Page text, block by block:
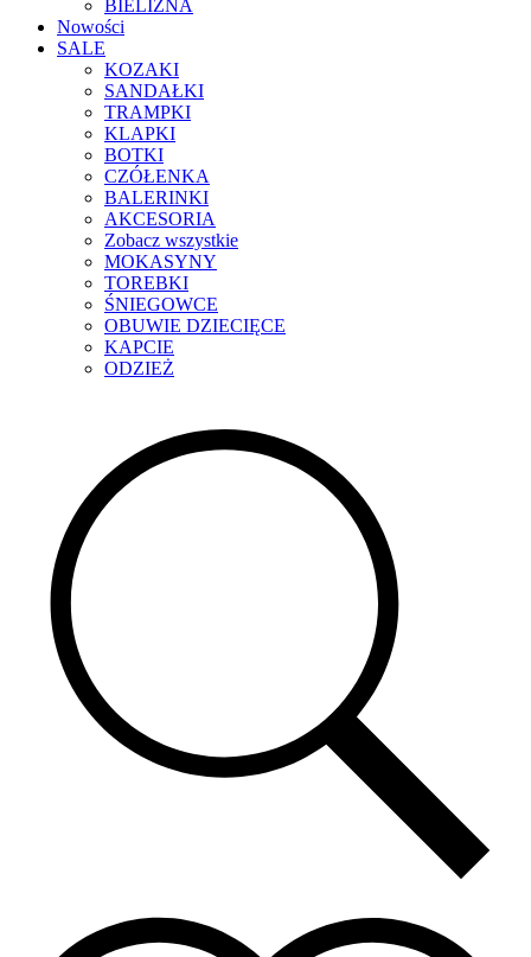
BIELIZNA
Nowości
SALE
KOZAKI
SANDAŁKI
TRAMPKI
KLAPKI
BOTKI
CZÓŁENKA
BALERINKI
AKCESORIA
Zobacz wszystkie
MOKASYNY
TOREBKI
ŚNIEGOWCE
OBUWIE DZIECIĘCE
KAPCIE
ODZIEŻ